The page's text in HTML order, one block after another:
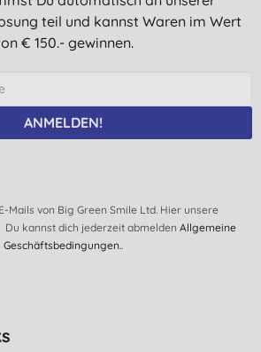
teil und kannst Waren im Wert
€ 150.- gewinnen.
ANMELDEN!
Mails von Big Green Smile Ltd. Hier unsere
kannst dich jederzeit abmelden Allgemeine
Geschäftsbedingungen..